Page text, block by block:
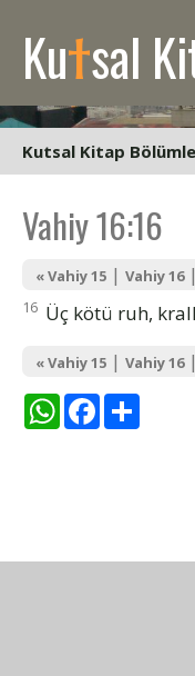
Kutsal
Kutsal Kitap
Vahiy 16:16
« Vahiy 15 | Vahiy 16|
16 Üç kötü ruh,
« Vahiy 15 | Vahiy 16|
WhatsAppFacebook